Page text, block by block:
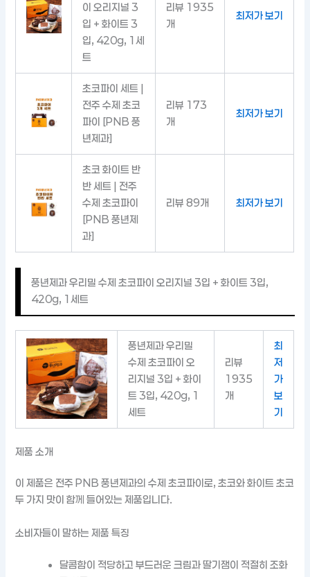
이 오리지널 3
입 + 화이트 3
입, 420g, 1세
트
리뷰 1935
개
최저가 보기
초코파이 세트 |
전주 수제 초코
파이 [PNB 풍
년제과]
리뷰 173
개
최저가 보기
초코 화이트 반
반 세트 | 전주
수제 초코파이
[PNB 풍년제
과]
리뷰 89개 최저가 보기
풍년제과 우리밀 수제 초코파이 오리지널 3입 + 화이트 3입,
420g, 1세트
풍년제과 우리밀
수제 초코파이 오
리지널 3입 + 화이
트 3입, 420g, 1
세트
리뷰
1935
개
최
저
가
보
기
제품 소개
이 제품은 전주 PNB 풍년제과의 수제 초코파이로, 초코와 화이트 초코
두 가지 맛이 함께 들어있는 제품입니다.
소비자들이 말하는 제품 특징
달콤함이 적당하고 부드러운 크림과 딸기잼이 적절히 조화